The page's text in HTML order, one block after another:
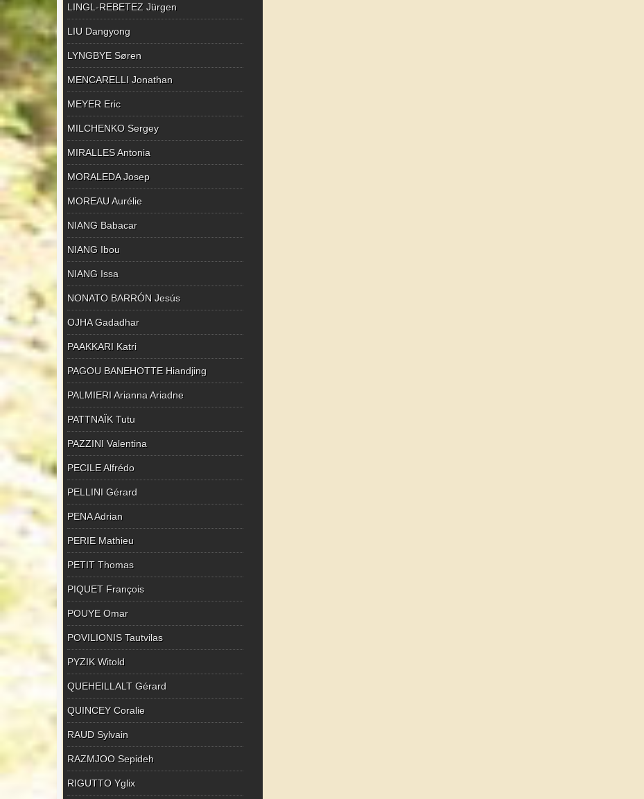
LINGL-REBETEZ Jürgen
LIU Dangyong
LYNGBYE Søren
MENCARELLI Jonathan
MEYER Eric
MILCHENKO Sergey
MIRALLES Antonia
MORALEDA Josep
MOREAU Aurélie
NIANG Babacar
NIANG Ibou
NIANG Issa
NONATO BARRÓN Jesús
OJHA Gadadhar
PAAKKARI Katri
PAGOU BANEHOTTE Hiandjing
PALMIERI Arianna Ariadne
PATTNAÏK Tutu
PAZZINI Valentina
PECILE Alfrédo
PELLINI Gérard
PENA Adrian
PERIE Mathieu
PETIT Thomas
PIQUET François
POUYE Omar
POVILIONIS Tautvilas
PYZIK Witold
QUEHEILLALT Gérard
QUINCEY Coralie
RAUD Sylvain
RAZMJOO Sepideh
RIGUTTO Yglix